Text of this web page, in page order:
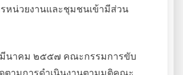
หน่วยงานและชุมชนเข้ามีส่วน
นาคม ๒๕๕๗ คณะกรรมการขับ